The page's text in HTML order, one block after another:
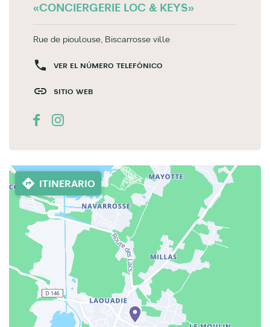
«CONCIERGERIE LOC & KEYS»
Rue de pioulouse, Biscarrosse ville
VER EL NÚMERO TELEFÓNICO
SITIO WEB
ITINERARIO